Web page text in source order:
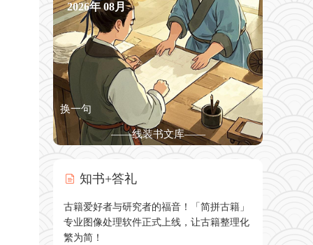
英V5.2稳定版-不再更新
h****e登录了本站 4天前
2026年 08月
换一句
——线装书文库——
知书+答礼
古籍爱好者与研究者的福音！「简拼古籍」
专业图像处理软件正式上线，让古籍整理化
繁为简！